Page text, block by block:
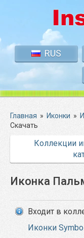
RUS
Главная » Иконки »
Скачать
Коллекции
Иконка
Входит в
Иконки